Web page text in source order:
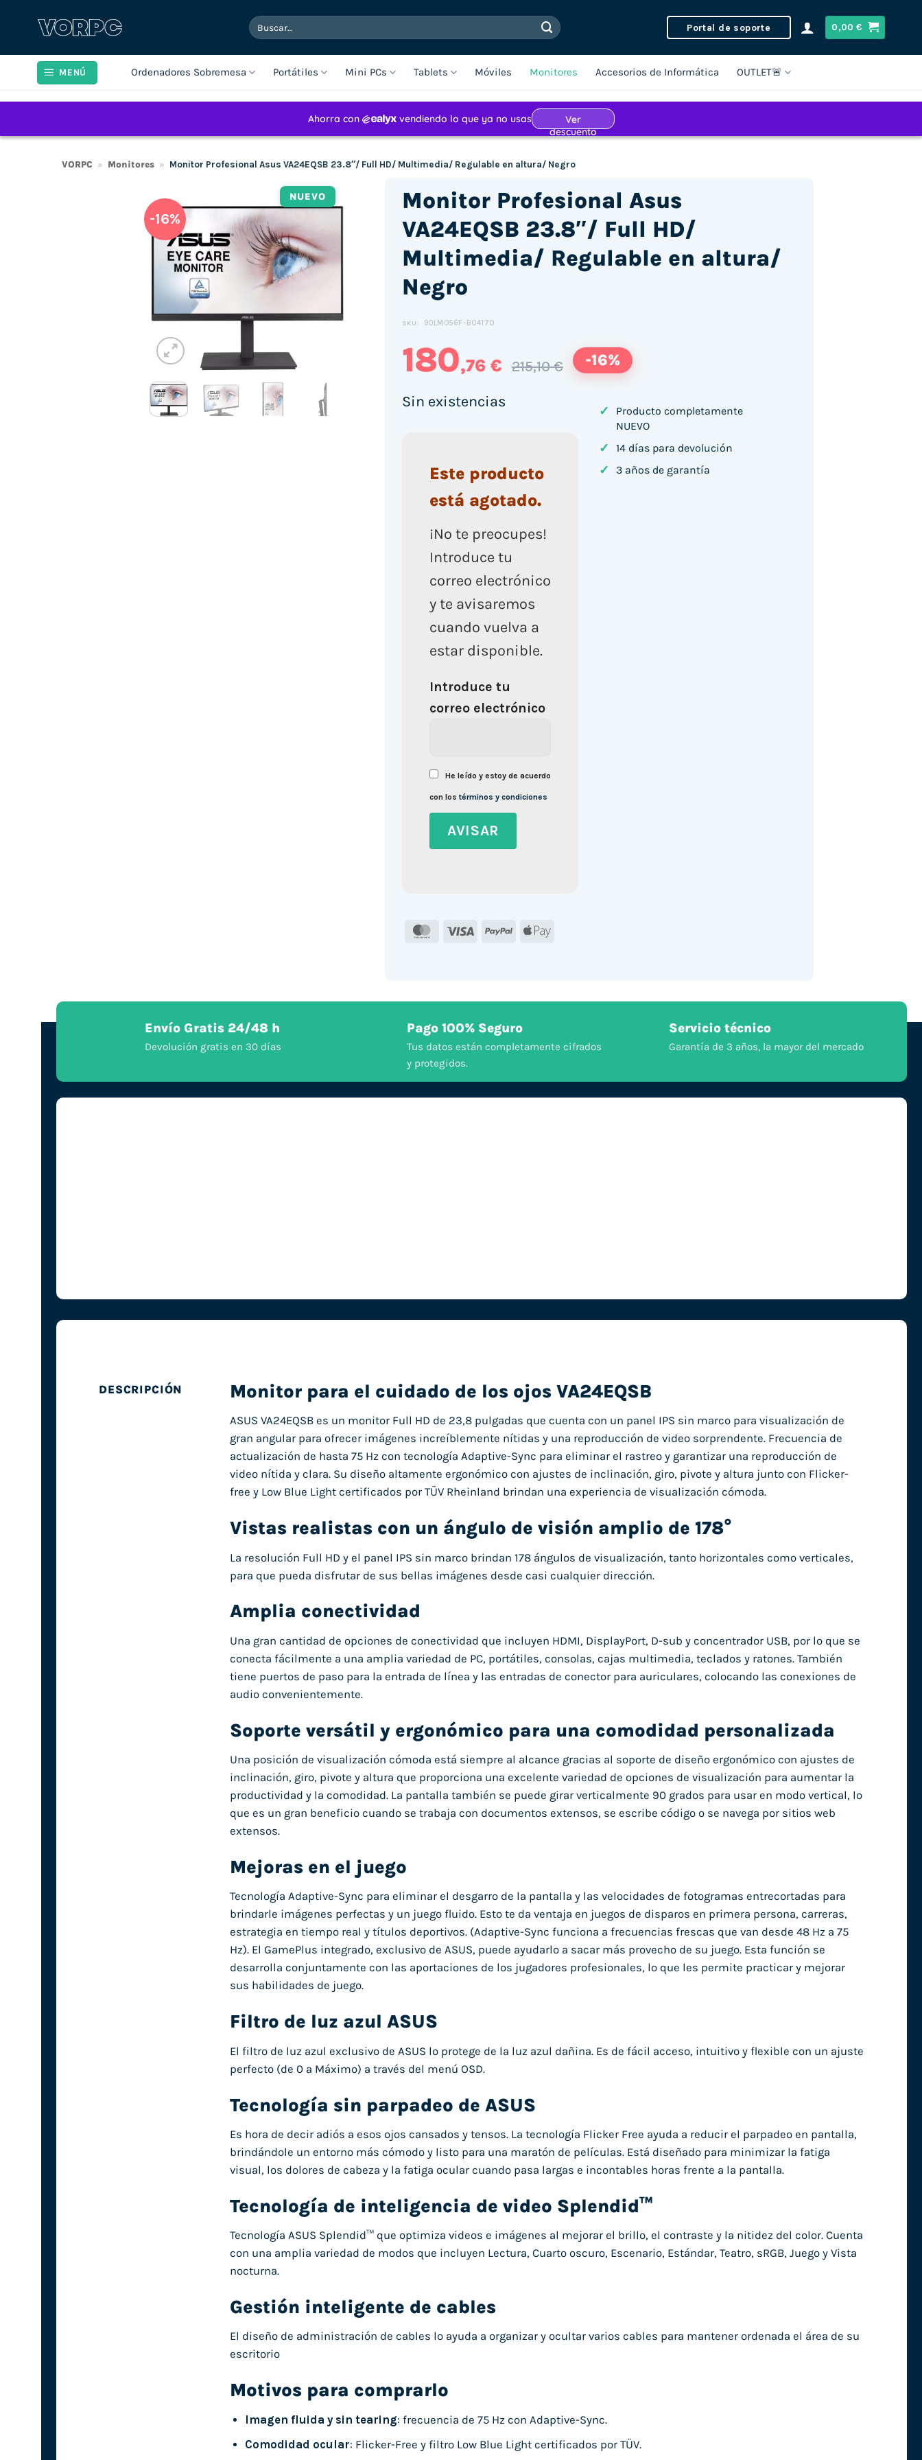
Buscar
por:
Portal de soporte 0,00€
MENÚ Ordenadores Sobremesa Portátiles Mini PCs Tablets Móviles Monitores Accesorios de Informática OUTLET🚨
VORPC » Monitores » Monitor Profesional Asus VA24EQSB 23.8″/ Full HD/ Multimedia/ Regulable en altura/ Negro
NUEVO
-16%
Monitor Profesional Asus
VA24EQSB 23.8″/ Full HD/
Multimedia/ Regulable en altura/
Negro
SKU: 90LM056F-B04170
180,76 € 215,10 € -16%
Sin existencias
Este producto
está agotado.
¡No te preocupes!
Introduce tu
correo electrónico
y te avisaremos
cuando vuelva a
estar disponible.
Introduce tu
correo electrónico
He leído y estoy de acuerdo
con lostérminos y condiciones
MasterCard
Visa PayPal Apple
✓
Producto completamente
NUEVO
✓ 14 días para devolución
✓ 3 años de garantía
Envío Gratis 24/48 h
Devolución gratis en 30 días
Pago 100% Seguro
Tus datos están completamente cifrados
y protegidos.
Servicio técnico
Garantía de 3 años, la mayor del mercado
DESCRIPCIÓN Monitor para el cuidado de los ojos VA24EQSB
ASUS VA24EQSB es un monitor Full HD de 23,8 pulgadas que cuenta con un panel IPS sin marco para visualización de
gran angular para ofrecer imágenes increíblemente nítidas y una reproducción de video sorprendente. Frecuencia de
actualización de hasta 75 Hz con tecnología Adaptive-Sync para eliminar el rastreo y garantizar una reproducción de
video nítida y clara. Su diseño altamente ergonómico con ajustes de inclinación, giro, pivote y altura junto con Flicker-
free y Low Blue Light certificados por TÜV Rheinland brindan una experiencia de visualización cómoda.
Vistas realistas con un ángulo de visión amplio de 178°
La resolución Full HD y el panel IPS sin marco brindan 178 ángulos de visualización, tanto horizontales como verticales,
para que pueda disfrutar de sus bellas imágenes desde casi cualquier dirección.
Amplia conectividad
Una gran cantidad de opciones de conectividad que incluyen HDMI, DisplayPort, D-sub y concentrador USB, por lo que se
conecta fácilmente a una amplia variedad de PC, portátiles, consolas, cajas multimedia, teclados y ratones. También
tiene puertos de paso para la entrada de línea y las entradas de conector para auriculares, colocando las conexiones de
audio convenientemente.
Soporte versátil y ergonómico para una comodidad personalizada
Una posición de visualización cómoda está siempre al alcance gracias al soporte de diseño ergonómico con ajustes de
inclinación, giro, pivote y altura que proporciona una excelente variedad de opciones de visualización para aumentar la
productividad y la comodidad. La pantalla también se puede girar verticalmente 90 grados para usar en modo vertical, lo
que es un gran beneficio cuando se trabaja con documentos extensos, se escribe código o se navega por sitios web
extensos.
Mejoras en el juego
Tecnología Adaptive-Sync para eliminar el desgarro de la pantalla y las velocidades de fotogramas entrecortadas para
brindarle imágenes perfectas y un juego fluido. Esto te da ventaja en juegos de disparos en primera persona, carreras,
estrategia en tiempo real y títulos deportivos. (Adaptive-Sync funciona a frecuencias frescas que van desde 48 Hz a 75
Hz). El GamePlus integrado, exclusivo de ASUS, puede ayudarlo a sacar más provecho de su juego. Esta función se
desarrolla conjuntamente con las aportaciones de los jugadores profesionales, lo que les permite practicar y mejorar
sus habilidades de juego.
Filtro de luz azul ASUS
El filtro de luz azul exclusivo de ASUS lo protege de la luz azul dañina. Es de fácil acceso, intuitivo y flexible con un ajuste
perfecto (de 0 a Máximo) a través del menú OSD.
Tecnología sin parpadeo de ASUS
Es hora de decir adiós a esos ojos cansados ​​y tensos. La tecnología Flicker Free ayuda a reducir el parpadeo en pantalla,
brindándole un entorno más cómodo y listo para una maratón de películas. Está diseñado para minimizar la fatiga
visual, los dolores de cabeza y la fatiga ocular cuando pasa largas e incontables horas frente a la pantalla.
Tecnología de inteligencia de video Splendid™
Tecnología ASUS Splendid™ que optimiza videos e imágenes al mejorar el brillo, el contraste y la nitidez del color. Cuenta
con una amplia variedad de modos que incluyen Lectura, Cuarto oscuro, Escenario, Estándar, Teatro, sRGB, Juego y Vista
nocturna.
Gestión inteligente de cables
El diseño de administración de cables lo ayuda a organizar y ocultar varios cables para mantener ordenada el área de su
escritorio
Motivos para comprarlo
Imagen fluida y sin tearing: frecuencia de 75 Hz con Adaptive-Sync.
Comodidad ocular: Flicker-Free y filtro Low Blue Light certificados por TÜV.